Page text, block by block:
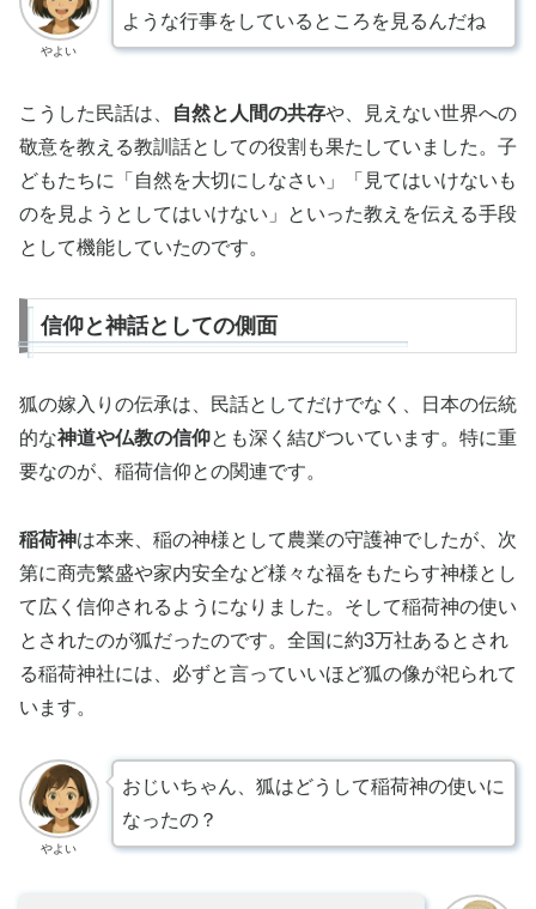
やよい
ような行事をしているところを見るんだね
こうした民話は、 自然と人間の共存や、見えない世界への
敬意を教える教訓話としての役割も果たしていました。子
どもたちに「自然を大切にしなさい」「見てはいけないも
のを見ようとしてはいけない」といった教えを伝える手段
として機能していたのです。
信仰と神話としての側面
狐の嫁入りの伝承は、民話としてだけでなく、日本の伝統
的な神道や仏教の信仰とも深く結びついています。特に重
要なのが、稲荷信仰との関連です。
稲荷神は本来、稲の神様として農業の守護神でしたが、次
第に商売繁盛や家内安全など様々な福をもたらす神様とし
て広く信仰されるようになりました。そして稲荷神の使い
とされたのが狐だったのです。全国に約3万社あるとされ
る稲荷神社には、必ずと言っていいほど狐の像が祀られて
います。
やよい
おじいちゃん、狐はどうして稲荷神の使いに
なったの？